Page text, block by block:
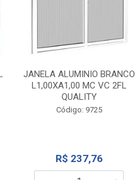
JANELA ALUMINIO BRANCO
L1,00XA1,00 MC VC 2FL
QUALITY
Código: 9725
R$ 237,76